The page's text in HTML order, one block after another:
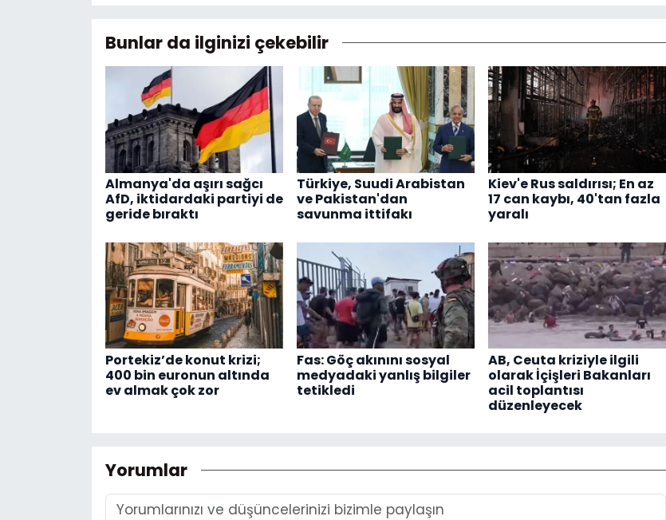
Bunlar da ilginizi çekebilir
Almanya'da aşırı sağcı
AfD, iktidardaki partiyi de
geride bıraktı
Türkiye, Suudi Arabistan
ve Pakistan'dan
savunma ittifakı
Kiev'e Rus saldırısı; En az
17 can kaybı, 40'tan fazla
yaralı
Portekiz’de konut krizi;
400 bin euronun altında
ev almak çok zor
Fas: Göç akınını sosyal
medyadaki yanlış bilgiler
tetikledi
AB, Ceuta kriziyle ilgili
olarak İçişleri Bakanları
acil toplantısı
düzenleyecek
Yorumlar